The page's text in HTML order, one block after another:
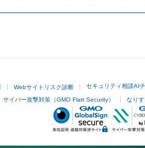
Webサイトリスク診断 セキュリティ相談AI
サイバー攻撃対策（GMO Flatt Security） なり